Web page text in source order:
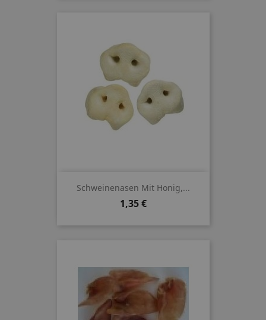
Schweinenasen Mit Honig,...
Preis
1,35 €